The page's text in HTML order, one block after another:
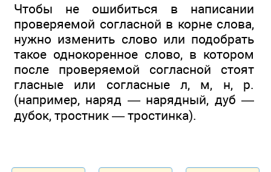
Чтобы не ошибиться в написании
проверяемой согласной в корне слова,
нужно изменить слово или подобрать
такое однокоренное слово, в котором
после проверяемой согласной стоят
гласные или согласные л, м, н, р.
(например, наряд — нарядный, дуб —
дубок, тростник — тростинка).